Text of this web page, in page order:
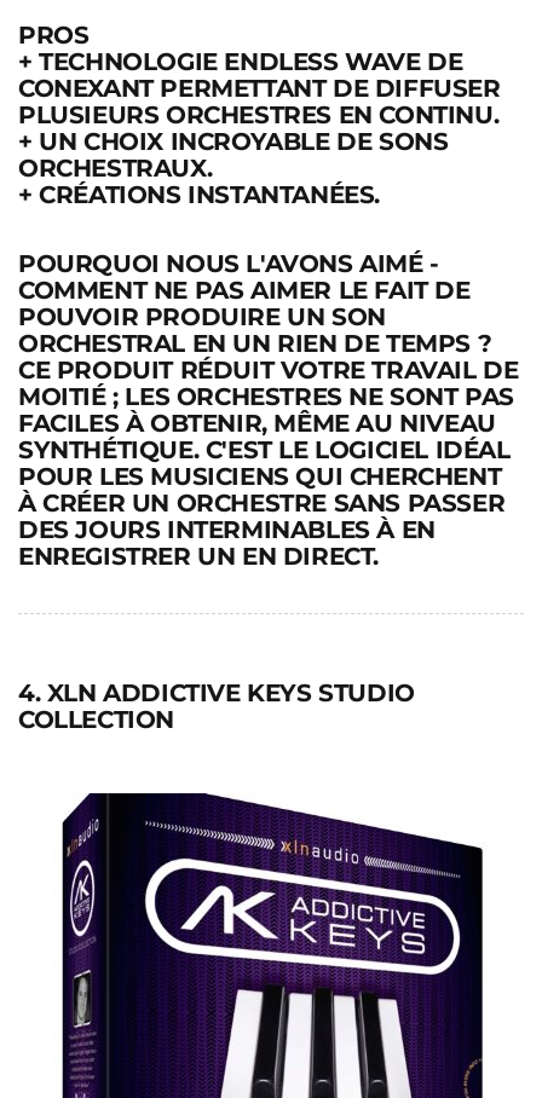
PROS
+ TECHNOLOGIE ENDLESS WAVE DE
CONEXANT PERMETTANT DE DIFFUSER
PLUSIEURS ORCHESTRES EN CONTINU.
+ UN CHOIX INCROYABLE DE SONS
ORCHESTRAUX.
+ CRÉATIONS INSTANTANÉES.
POURQUOI NOUS L'AVONS AIMÉ-
COMMENT NE PAS AIMER LE FAIT DE
POUVOIR PRODUIRE UN SON
ORCHESTRAL EN UN RIEN DE TEMPS ?
CE PRODUIT RÉDUIT VOTRE TRAVAIL DE
MOITIÉ ; LES ORCHESTRES NE SONT PAS
FACILES À OBTENIR, MÊME AU NIVEAU
SYNTHÉTIQUE. C'EST LE LOGICIEL IDÉAL
POUR LES MUSICIENS QUI CHERCHENT
À CRÉER UN ORCHESTRE SANS PASSER
DES JOURS INTERMINABLES À EN
ENREGISTRER UN EN DIRECT.
4. XLN ADDICTIVE KEYS STUDIO
COLLECTION